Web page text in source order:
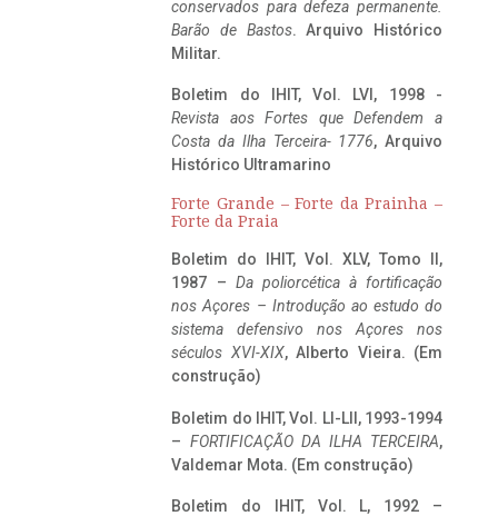
conservados para defeza permanente.
Barão de Bastos. Arquivo Histórico
Militar.
Boletim do IHIT, Vol. LVI, 1998 -
Revista aos Fortes que Defendem a
Costa da Ilha Terceira- 1776, Arquivo
Histórico Ultramarino
Forte Grande – Forte da Prainha –
Forte da Praia
Boletim do IHIT, Vol. XLV, Tomo II,
1987 – Da poliorcética à fortificação
nos Açores – Introdução ao estudo do
sistema defensivo nos Açores nos
séculos XVI-XIX, Alberto Vieira. (Em
construção)
Boletim do IHIT, Vol. LI-LII, 1993-1994
– FORTIFICAÇÃO DA ILHA TERCEIRA,
Valdemar Mota. (Em construção)
Boletim do IHIT, Vol. L, 1992 –